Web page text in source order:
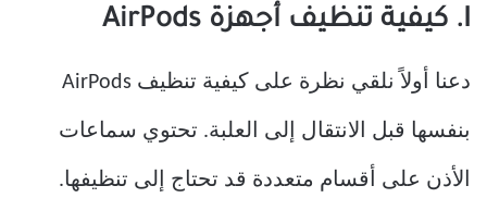
I. كيفية تنظيف أجهزة AirPods
دعنا أولاً نلقي نظرة على كيفية تنظيف AirPods
بنفسها قبل الانتقال إلى العلبة. تحتوي سماعات
الأذن على أقسام متعددة قد تحتاج إلى تنظيفها.